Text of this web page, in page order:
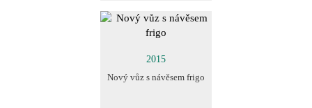
2015
Nový vůz s návěsem frigo